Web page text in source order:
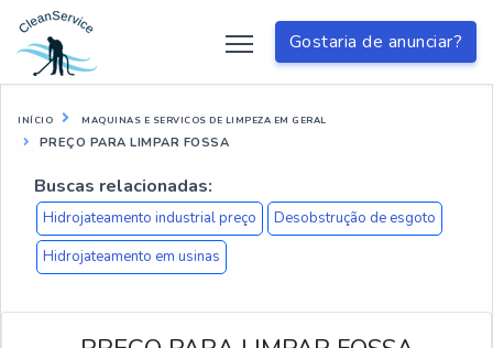
Gostaria de anunciar?
INÍCIO MAQUINAS E SERVICOS DE LIMPEZA EM GERAL
PREÇO PARA LIMPAR FOSSA
Buscas relacionadas:
Hidrojateamento industrial preço
Desobstrução de esgoto
Hidrojateamento em usinas